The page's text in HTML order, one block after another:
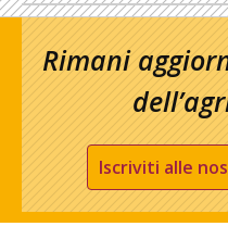
Rimani
Iscriviti alle